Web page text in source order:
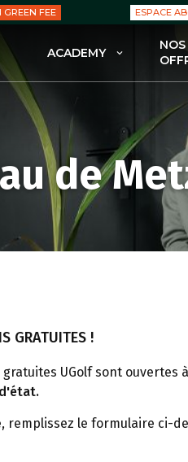
GREEN FEE ESPACE
ACADEMY
LES FORMULES POUR
LE GOLF
LES FORMULES POUR SE
PERFECTIONNER AU GOLF
LES COURS POUR ENFANTS
LES STAGES
NOS
NOS
NOS
NOS
de
GRATUITES !
UGolf sont ouvertes
remplissez le formulaire ci-